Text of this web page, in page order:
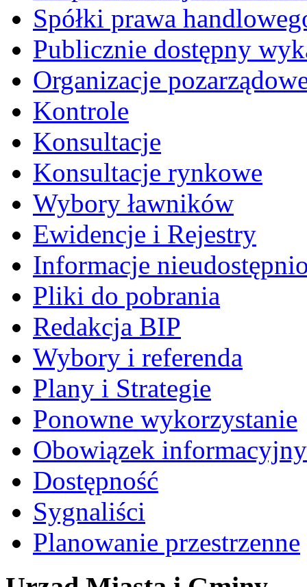
Spółki prawa
Publicznie dostępny
Organizacje
Kontrole
Konsultacje
Konsultacje rynkowe
Wybory ławników
Ewidencje i Rejestry
Informacje
Pliki do pobrania
Redakcja BIP
Wybory i referenda
Plany i Strategie
Ponowne wykorzystanie
Obowiązek informacyjny
Dostępność
Sygnaliści
Planowanie przestrzenne